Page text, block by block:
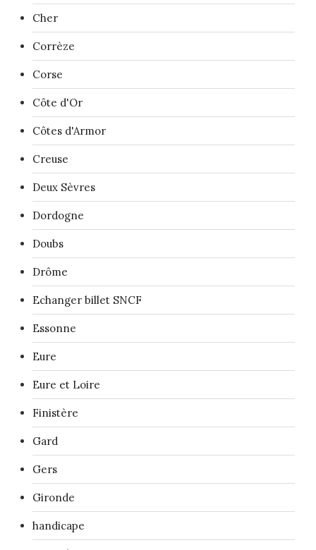
Cher
Corrèze
Corse
Côte d'Or
Côtes d'Armor
Creuse
Deux Sèvres
Dordogne
Doubs
Drôme
Echanger billet SNCF
Essonne
Eure
Eure et Loire
Finistère
Gard
Gers
Gironde
handicape